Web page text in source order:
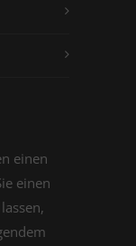
einen
einen